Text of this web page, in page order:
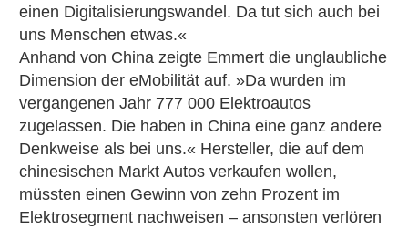
einen Digitalisierungswandel. Da tut sich auch bei
uns Menschen etwas.«
Anhand von China zeigte Emmert die unglaubliche
Dimension der eMobilität auf. »Da wurden im
vergangenen Jahr 777 000 Elektroautos
zugelassen. Die haben in China eine ganz andere
Denkweise als bei uns.« Hersteller, die auf dem
chinesischen Markt Autos verkaufen wollen,
müssten einen Gewinn von zehn Prozent im
Elektrosegment nachweisen – ansonsten verlören